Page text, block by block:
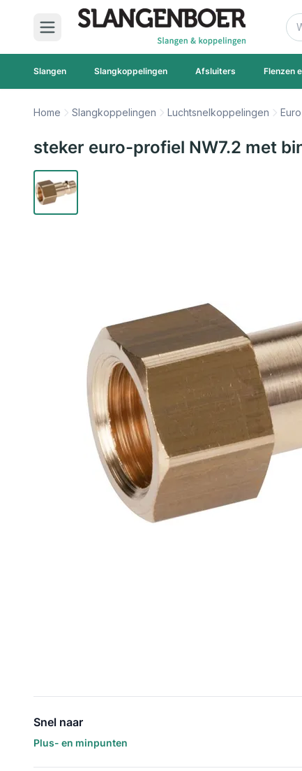
Ga naar de inhoud
Slangen Slangkoppelingen Afsluiters Flenzen
Home Slangkoppelingen Luchtsnelkoppelingen
steker euro-profiel NW7.2 met
Snel naar
Plus- en minpunten